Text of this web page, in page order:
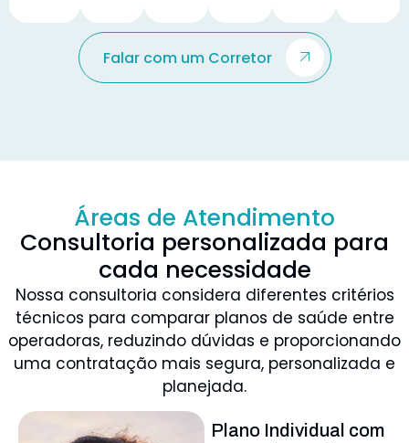
Falar com um Corretor
Áreas de Atendimento
Consultoria personalizada para
cada necessidade
Nossa consultoria considera diferentes critérios
técnicos para comparar planos de saúde entre
operadoras, reduzindo dúvidas e proporcionando
uma contratação mais segura, personalizada e
planejada.
Plano Individual com